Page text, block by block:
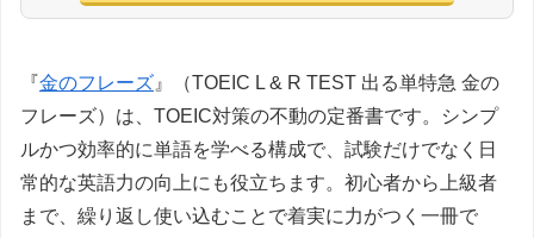
『金のフレーズ 』（TOEIC L & R TEST 出る単特急 金の
フレーズ）は、TOEIC対策の不動の定番書です。シンプ
ルかつ効率的に単語を学べる構成で、試験だけでなく日
常的な英語力の向上にも役立ちます。初心者から上級者
まで、繰り返し使い込むことで着実に力がつく一冊で